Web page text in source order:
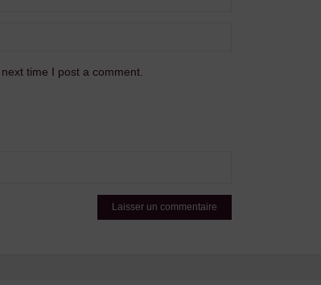
time I post a comment.